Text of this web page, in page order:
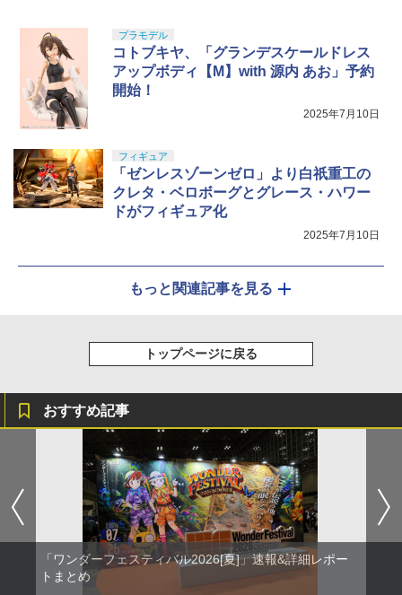
プラモデル
コトブキヤ、「グランデスケールドレス
アップボディ【M】with 源内 あお」予約
開始！
2025年7月10日
フィギュア
「ゼンレスゾーンゼロ」より白祇重工の
クレタ・ベロボーグとグレース・ハワー
ドがフィギュア化
2025年7月10日
もっと関連記事を見る
トップページに戻る
おすすめ記事
「ワンダーフェスティバル2026[夏]」速報&詳細レポー
トまとめ